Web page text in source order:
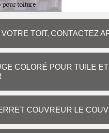
TOIT, CONTACTEZ
COLORÉ POUR TUILE
COUVREUR LE